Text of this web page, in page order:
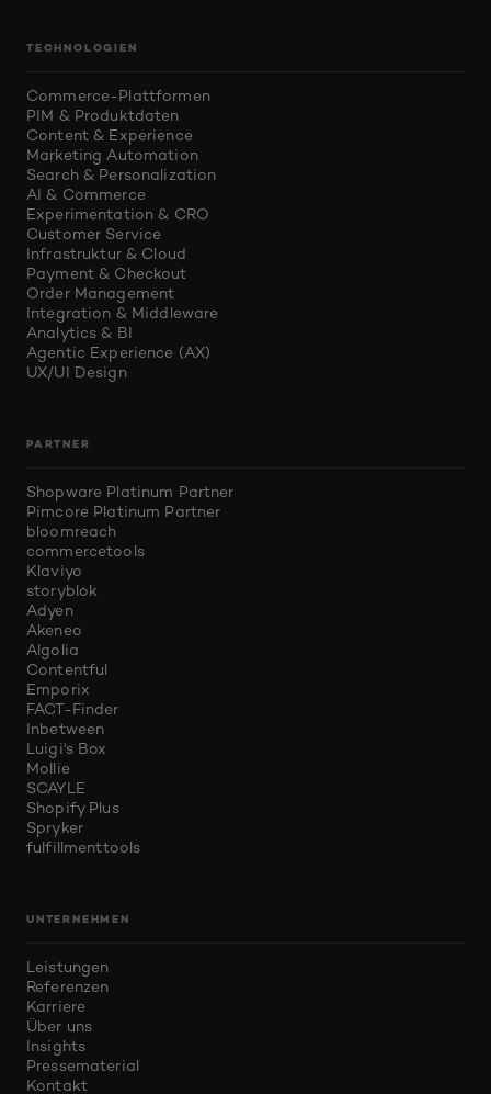
TECHNOLOGIEN
Commerce-Plattformen
PIM & Produktdaten
Content & Experience
Marketing Automation
Search & Personalization
AI & Commerce
Experimentation & CRO
Customer Service
Infrastruktur & Cloud
Payment & Checkout
Order Management
Integration & Middleware
Analytics & BI
Agentic Experience (AX)
UX/UI Design
PARTNER
Shopware Platinum Partner
Pimcore Platinum Partner
bloomreach
commercetools
Klaviyo
storyblok
Adyen
Akeneo
Algolia
Contentful
Emporix
FACT-Finder
Inbetween
Luigi's Box
Mollie
SCAYLE
Shopify Plus
Spryker
fulfillmenttools
UNTERNEHMEN
Leistungen
Referenzen
Karriere
Über uns
Insights
Pressematerial
Kontakt